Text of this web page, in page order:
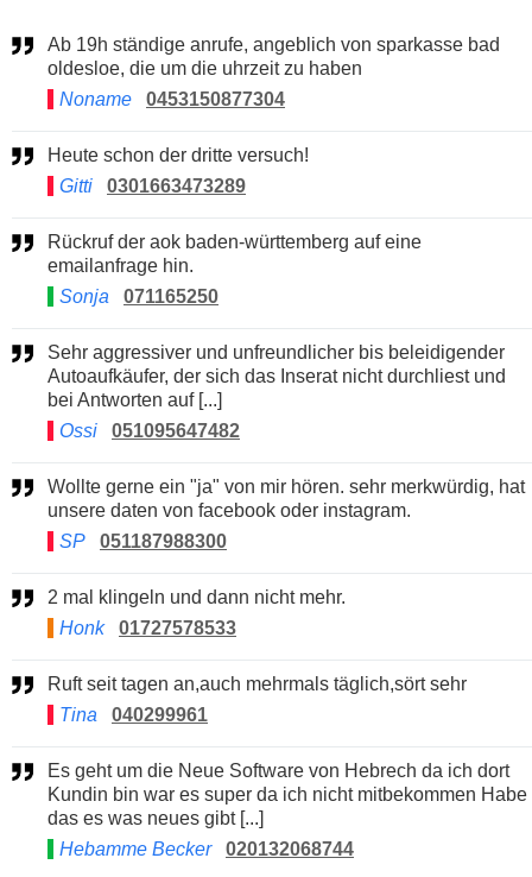
Ab 19h ständige anrufe, angeblich von sparkasse bad
oldesloe, die um die uhrzeit zu haben
Noname
0453150877304
Heute schon der dritte versuch!
Gitti
0301663473289
Rückruf der aok baden-württemberg auf eine
emailanfrage hin.
Sonja
071165250
Sehr aggressiver und unfreundlicher bis beleidigender
Autoaufkäufer, der sich das Inserat nicht durchliest und
bei Antworten auf [...]
Ossi
051095647482
Wollte gerne ein "ja" von mir hören. sehr merkwürdig, hat
unsere daten von facebook oder instagram.
SP
051187988300
2 mal klingeln und dann nicht mehr.
Honk
01727578533
Ruft seit tagen an,auch mehrmals täglich,sört sehr
Tina
040299961
Es geht um die Neue Software von Hebrech da ich dort
Kundin bin war es super da ich nicht mitbekommen Habe
das es was neues gibt [...]
Hebamme Becker
020132068744